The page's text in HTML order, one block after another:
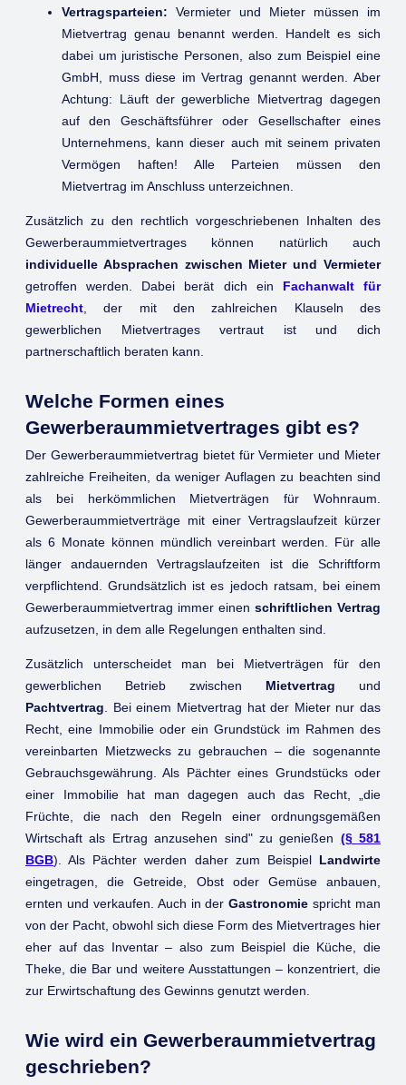
Vertragsparteien: Vermieter und Mieter müssen im
Mietvertrag genau benannt werden. Handelt es sich
dabei um juristische Personen, also zum Beispiel eine
GmbH, muss diese im Vertrag genannt werden. Aber
Achtung: Läuft der gewerbliche Mietvertrag dagegen
auf den Geschäftsführer oder Gesellschafter eines
Unternehmens, kann dieser auch mit seinem privaten
Vermögen haften! Alle Parteien müssen den
Mietvertrag im Anschluss unterzeichnen.
Zusätzlich zu den rechtlich vorgeschriebenen Inhalten des
Gewerberaummietvertrages können natürlich auch
individuelle Absprachen zwischen Mieter und Vermieter
getroffen werden. Dabei berät dich ein Fachanwalt für
Mietrecht , der mit den zahlreichen Klauseln des
gewerblichen Mietvertrages vertraut ist und dich
partnerschaftlich beraten kann.
Welche Formen eines
Gewerberaummietvertrages gibt es?
Der Gewerberaummietvertrag bietet für Vermieter und Mieter
zahlreiche Freiheiten, da weniger Auflagen zu beachten sind
als bei herkömmlichen Mietverträgen für Wohnraum.
Gewerberaummietverträge mit einer Vertragslaufzeit kürzer
als 6 Monate können mündlich vereinbart werden. Für alle
länger andauernden Vertragslaufzeiten ist die Schriftform
verpflichtend. Grundsätzlich ist es jedoch ratsam, bei einem
Gewerberaummietvertrag immer einen schriftlichen Vertrag
aufzusetzen, in dem alle Regelungen enthalten sind.
Zusätzlich unterscheidet man bei Mietverträgen für den
gewerblichen Betrieb zwischen Mietvertrag und
Pachtvertrag . Bei einem Mietvertrag hat der Mieter nur das
Recht, eine Immobilie oder ein Grundstück im Rahmen des
vereinbarten Mietzwecks zu gebrauchen – die sogenannte
Gebrauchsgewährung. Als Pächter eines Grundstücks oder
einer Immobilie hat man dagegen auch das Recht, „die
Früchte, die nach den Regeln einer ordnungsgemäßen
Wirtschaft als Ertrag anzusehen sind" zu genießen (§ 581
BGB). Als Pächter werden daher zum Beispiel Landwirte
eingetragen, die Getreide, Obst oder Gemüse anbauen,
ernten und verkaufen. Auch in derGastronomiespricht man
von der Pacht, obwohl sich diese Form des Mietvertrages hier
eher auf das Inventar – also zum Beispiel die Küche, die
Theke, die Bar und weitere Ausstattungen – konzentriert, die
zur Erwirtschaftung des Gewinns genutzt werden.
Wie wird ein Gewerberaummietvertrag
geschrieben?